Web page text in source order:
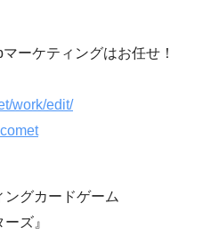
ーケティングはお任せ！
work/edit/
グカードゲーム
ズ』